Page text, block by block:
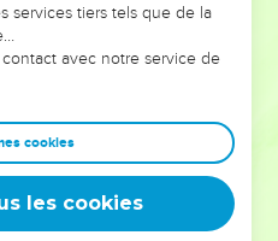
traversés, alors même que ce
ont façonnés.
entrepreneurs, et responsables
sagesse afin que leurs erreurs
vous guidiez un ministère, une
leur expérience est faite
services tiers tels que de la
avec notre service de
cookies
les cookies